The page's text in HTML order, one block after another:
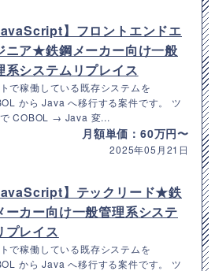
】フロントエンドエ
ニア★鉄鋼メーカー向け一般
系システムリプレイス
で稼働している既存システムを
から Java へ移行する案件です。 ツ
COBOL → Java 変...
月額単価：60万円〜
2025年05月21日
】テックリード★鉄
ーカー向け一般管理系システ
プレイス
で稼働している既存システムを
から Java へ移行する案件です。 ツ